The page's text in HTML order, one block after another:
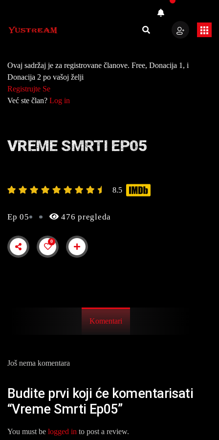
Ovaj sadržaj je za registrovane članove. Free, Donacija 1, i
Donacija 2 po vašoj želji
Registrujte Se
Već ste član? Log in
VREME SMRTI EP05
8.5
Ep 05 476 pregleda
0
Komentari
Još nema komentara
Budite prvi koji će komentarisati
“Vreme Smrti Ep05”
You must be logged in to post a review.